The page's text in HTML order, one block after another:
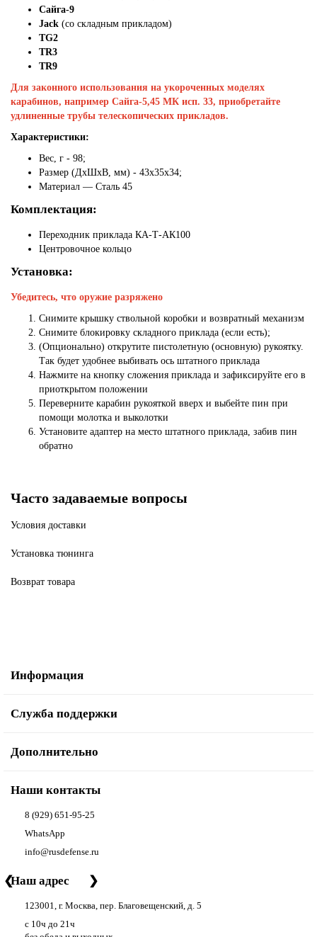
Сайга-9
Jack (со складным прикладом)
TG2
TR3
TR9
Для законного использования на укороченных моделях
карабинов, например Сайга-5,45 МК исп. 33, приобретайте
удлиненные трубы телескопических прикладов.
Характеристики:
Вес, г - 98;
Размер (ДхШхВ, мм) - 43x35x34;
Материал — Сталь 45
Комплектация:
Переходник приклада КА-Т-АК100
Центровочное кольцо
Установка:
Убедитесь, что оружие разряжено
Снимите крышку ствольной коробки и возвратный механизм
Снимите блокировку складного приклада (если есть);
(Опционально) открутите пистолетную (основную) рукоятку.
Так будет удобнее выбивать ось штатного приклада
Нажмите на кнопку сложения приклада и зафиксируйте его в
приоткрытом положении
Переверните карабин рукояткой вверх и выбейте пин при
помощи молотка и выколотки
Установите адаптер на место штатного приклада, забив пин
обратно
Часто задаваемые вопросы
Условия доставки
Установка тюнинга
Возврат товара
Информация
Служба поддержки
Дополнительно
Наши контакты
8 (929) 651-95-25
WhatsApp
info@rusdefense.ru
❮Наш адрес ❯
123001, г. Москва, пер. Благовещенский, д. 5
с 10ч до 21ч